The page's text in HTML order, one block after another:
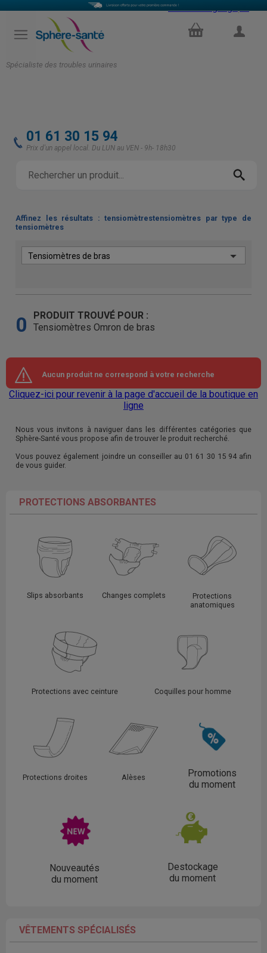
Spécialiste des troubles urinaires
Select Language
PANIER
01 61 30 15 94
Prix d'un appel local. Du LUN au VEN - 9h- 18h30
Affinez les résultats : tensiomètrestensiomètres par type de
tensiomètres
0
PRODUIT TROUVÉ POUR :
Tensiomètres Omron de bras
Aucun produit ne correspond à votre recherche
Cliquez-ici pour revenir à la page d'accueil de la boutique en
ligne
Nous vous invitons à naviguer dans les différentes catégories que
Sphère-Santé vous propose afin de trouver le produit recherché.
Vous pouvez également joindre un conseiller au 01 61 30 15 94 afin
de vous guider.
PROTECTIONS ABSORBANTES
Slips absorbants Changes complets
Protections
anatomiques
Protections avec ceinture Coquilles pour homme
Protections droites Alèses
Promotions
du moment
Nouveautés
du moment
Destockage
du moment
VÊTEMENTS SPÉCIALISÉS